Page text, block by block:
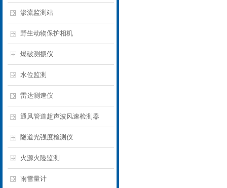
渗流监测站
野生动物保护相机
爆破测振仪
水位监测
雷达测速仪
通风管道超声波风速检测器
隧道光强度检测仪
火源火险监测
雨雪量计